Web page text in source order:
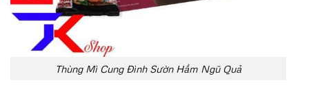
Thùng Mì Cung Đình Sườn Hầm Ngũ Quả